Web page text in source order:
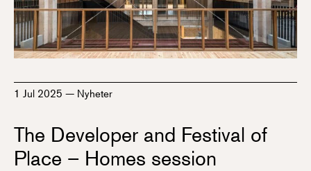
1 Jul 2025 — Nyheter
The Developer and Festival of
Place – Homes session